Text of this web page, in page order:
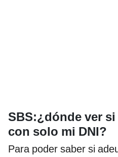
SBS:¿dónde ver
con solo mi DNI?
Para poder saber si